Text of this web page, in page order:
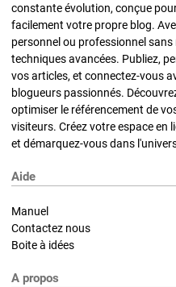
constante évolution, conçue
facilement votre propre blog.
personnel ou professionnel
techniques avancées. Publiez,
vos articles, et connectez-vous
blogueurs passionnés.
optimiser le référencement de
visiteurs. Créez votre espace en
et démarquez-vous dans
Aide
Manuel
Contactez nous
Boite à idées
A propos